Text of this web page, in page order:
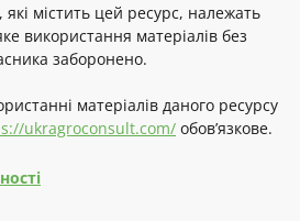
містить цей ресурс, належать
використання матеріалів без
заборонено.
матеріалів даного ресурсу
ukragroconsult.com/ обов’язкове.